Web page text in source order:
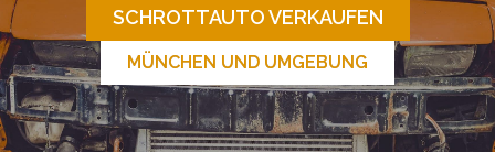
SCHROTTAUTO VERKAUFEN
MÜNCHEN UND UMGEBUNG